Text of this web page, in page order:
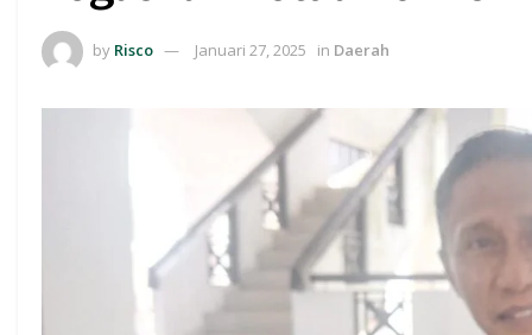
by Risco Januari 27, 2025 in Daerah